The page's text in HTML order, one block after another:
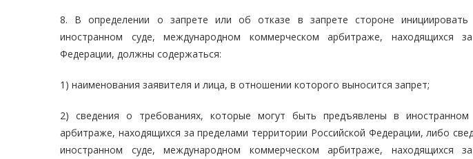
8. В определении о запрете или об отказе в запрете стороне инициировать
иностранном суде, международном коммерческом арбитраже, находящихся
Федерации, должны содержаться:
1) наименования заявителя и лица, в отношении которого выносится запрет;
2) сведения о требованиях, которые могут быть предъявлены в
арбитраже, находящихся за пределами территории Российской Федерации, либо
иностранном суде, международном коммерческом арбитраже, находящихся